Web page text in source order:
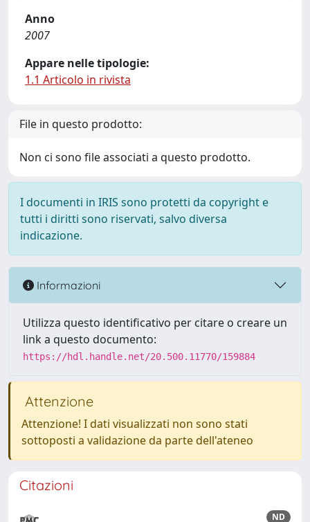
Anno
2007
Appare nelle tipologie:
1.1 Articolo in rivista
File in questo prodotto:
Non ci sono file associati a questo prodotto.
I documenti in IRIS sono protetti da copyright e
tutti i diritti sono riservati, salvo diversa
indicazione.
Informazioni
Utilizza questo identificativo per citare o creare un
link a questo documento:
https://hdl.handle.net/20.500.11770/159884
Attenzione
Attenzione! I dati visualizzati non sono stati
sottoposti a validazione da parte dell'ateneo
Citazioni
ND